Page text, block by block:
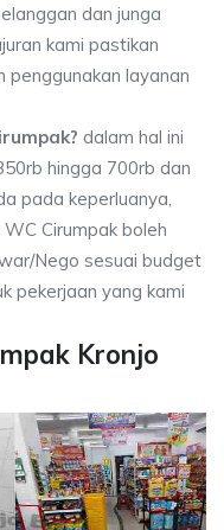
dan junga
kami pastikan
penggunakan layanan
dalam hal ini
hingga 700rb dan
pada keperluanya,
Cirumpak boleh
Nego sesuai budget
pekerjaan yang kami
Kronjo